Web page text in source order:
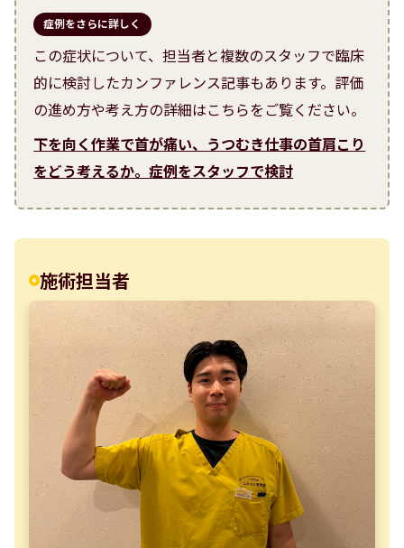
症例をさらに詳しく
この症状について、担当者と複数のスタッフで臨床
的に検討したカンファレンス記事もあります。評価
の進め方や考え方の詳細はこちらをご覧ください。
下を向く作業で首が痛い、うつむき仕事の首肩こり
をどう考えるか。症例をスタッフで検討
施術担当者